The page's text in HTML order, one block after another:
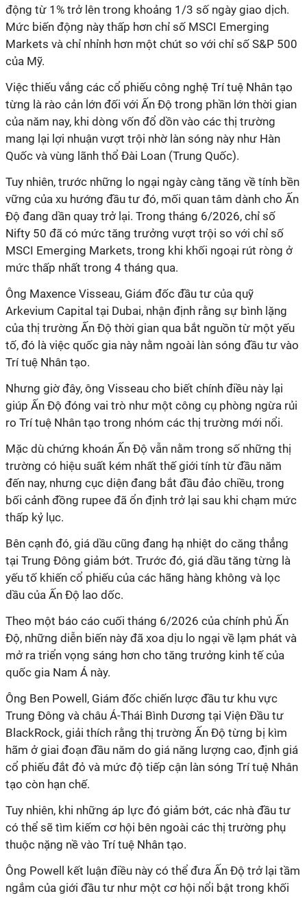
động từ 1% trở lên trong khoảng 1/3 số ngày giao dịch.
Mức biến động này thấp hơn chỉ số MSCI Emerging
Markets và chỉ nhỉnh hơn một chút so với chỉ số S&P 500
của Mỹ.
Việc thiếu vắng các cổ phiếu công nghệ Trí tuệ Nhân tạo
từng là rào cản lớn đối với Ấn Độ trong phần lớn thời gian
của năm nay, khi dòng vốn đổ dồn vào các thị trường
mang lại lợi nhuận vượt trội nhờ làn sóng này như Hàn
Quốc và vùng lãnh thổ Đài Loan (Trung Quốc).
Tuy nhiên, trước những lo ngại ngày càng tăng về tính bền
vững của xu hướng đầu tư đó, mối quan tâm dành cho Ấn
Độ đang dần quay trở lại. Trong tháng 6/2026, chỉ số
Nifty 50 đã có mức tăng trưởng vượt trội so với chỉ số
MSCI Emerging Markets, trong khi khối ngoại rút ròng ở
mức thấp nhất trong 4 tháng qua.
Ông Maxence Visseau, Giám đốc đầu tư của quỹ
Arkevium Capital tại Dubai, nhận định rằng sự bình lặng
của thị trường Ấn Độ thời gian qua bắt nguồn từ một yếu
tố, đó là việc quốc gia này nằm ngoài làn sóng đầu tư vào
Trí tuệ Nhân tạo.
Nhưng giờ đây, ông Visseau cho biết chính điều này lại
giúp Ấn Độ đóng vai trò như một công cụ phòng ngừa rủi
ro Trí tuệ Nhân tạo trong nhóm các thị trường mới nổi.
Mặc dù chứng khoán Ấn Độ vẫn nằm trong số những thị
trường có hiệu suất kém nhất thế giới tính từ đầu năm
đến nay, nhưng cục diện đang bắt đầu đảo chiều, trong
bối cảnh đồng rupee đã ổn định trở lại sau khi chạm mức
thấp kỷ lục.
Bên cạnh đó, giá dầu cũng đang hạ nhiệt do căng thẳng
tại Trung Đông giảm bớt. Trước đó, giá dầu tăng từng là
yếu tố khiến cổ phiếu của các hãng hàng không và lọc
dầu của Ấn Độ lao dốc.
Theo một báo cáo cuối tháng 6/2026 của chính phủ Ấn
Độ, những diễn biến này đã xoa dịu lo ngại về lạm phát và
mở ra triển vọng sáng hơn cho tăng trưởng kinh tế của
quốc gia Nam Á này.
Ông Ben Powell, Giám đốc chiến lược đầu tư khu vực
Trung Đông và châu Á-Thái Bình Dương tại Viện Đầu tư
BlackRock, giải thích rằng thị trường Ấn Độ từng bị kìm
hãm ở giai đoạn đầu năm do giá năng lượng cao, định giá
cổ phiếu đắt đỏ và mức độ tiếp cận làn sóng Trí tuệ Nhân
tạo còn hạn chế.
Tuy nhiên, khi những áp lực đó giảm bớt, các nhà đầu tư
có thể sẽ tìm kiếm cơ hội bên ngoài các thị trường phụ
thuộc nặng nề vào Trí tuệ Nhân tạo.
Ông Powell kết luận điều này có thể đưa Ấn Độ trở lại tầm
ngắm của giới đầu tư như một cơ hội nổi bật trong khối